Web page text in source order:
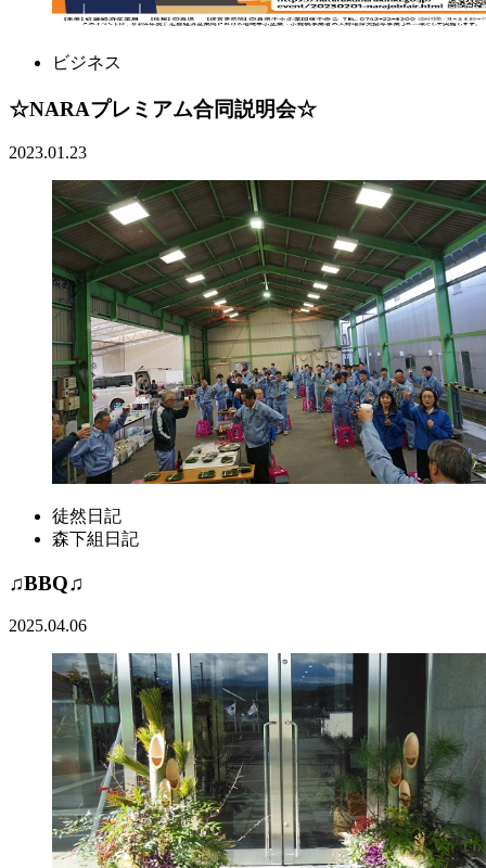
ビジネス
☆NARAプレミアム合同説明会☆
2023.01.23
徒然日記
森下組日記
♫BBQ♫
2025.04.06